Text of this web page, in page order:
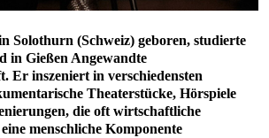
Solothurn (Schweiz) geboren, studierte
in Gießen Angewandte
Er inszeniert in verschiedensten
Theaterstücke, Hörspiele
die oft wirtschaftliche
menschliche Komponente